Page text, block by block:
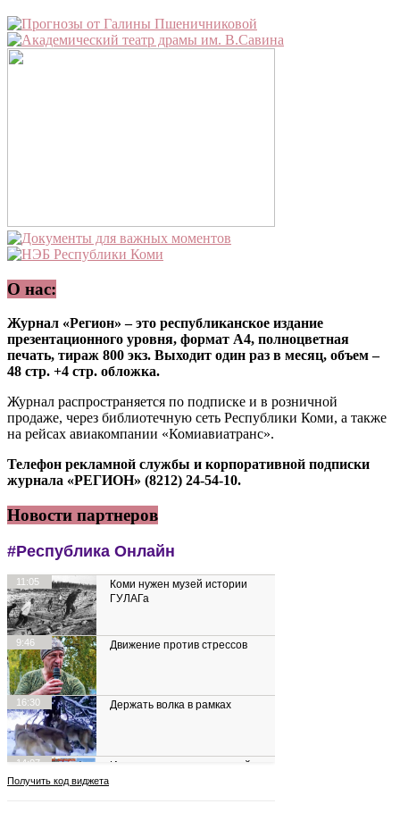
О нас:
Журнал «Регион» – это республиканское издание
презентационного уровня, формат А4, полноцветная
печать, тираж 800 экз. Выходит один раз в месяц, объем –
48 стр. +4 стр. обложка.
Журнал распространяется по подписке и в розничной
продаже, через библиотечную сеть Республики Коми, а также
на рейсах авиакомпании «Комиавиатранс».
Телефон рекламной службы и корпоративной подписки
журнала «РЕГИОН» (8212) 24-54-10.
Новости партнеров